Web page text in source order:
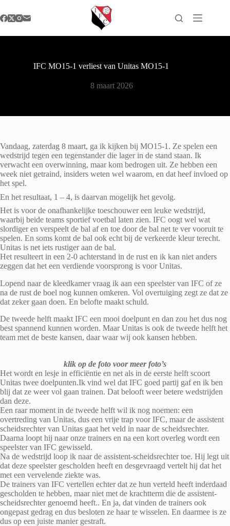
naar
de
IFC MO15-1 verliest van Unitas MO15-1
8 maart 2026
Vandaag, zaterdag 8 maart, ga ik kijken bij MO15-1. Ze spelen een
wedstrijd tegen een tegenstander die lager in de stand staan. Ik
verwacht een overwinning, maar kom bedrogen uit. Ze hebben een
week niet getraind, insiders weten wel waarom, en dat heef invloed op
het spel.
En het resultaat, 1 – 4, is daarvan mogelijk het gevolg.
Het is voor de onafhankelijke toeschouwer een leuke wedstrijd,
waarbij beide teams sportief voetbal laten zien. IFC oogt wel wat
slordiger en verspeelt de bal af en toe door de bal net te ver vooruit te
spelen. En soms komt de bal ook echt bij de verkeerde kleur terecht.
Unitas is net iets rustiger aan de bal.
Het resulteert in een 2-0 achterstand in de rust en ik kan niet anders
zeggen dat het een verdiende voorsprong is voor Unitas.
Lopend naar de kleedkamer vraag ik aan een speelster van IFC of ze
na de rust de boel nog kunnen omkeren. Vol overtuiging zegt ze dat ze
dat zeker gaan doen. En belofte maakt schuld.
De tweede helft maakt IFC een mooi doelpunt en dan zou het dus nog
best spannend kunnen worden. Maar Unitas is ook de tweede helft het
team met de beste kansen, daar waar wij ook kansen hebben.
klik op de foto voor meer foto’s
Het wordt en lesje in efficiëntie en net als in de eerste helft scoort
Unitas twee doelpunten.Ik vind wel dat IFC goed partij gaf en ik ben
blij dat ze weer vol gaan trainen. Dat belooft weer betere wedstrijden
dan deze.
Een raar moment in de tweede helft wil ik nog noemen: een
overtreding van Unitas, dus een vrije trap voor IFC, maar de assistent
scheidsrechter van Unitas gaat het veld in naar de scheidsrechter.
Daarna loopt hij naar onze trainers en na een kort overleg wordt een
speelster van IFC gewisseld.
Na de wedstrijd loop ik naar de assistent-scheidsrechter toe. Hij legt uit
dat deze speelster gescholden heeft en desgevraagd vertelt hij dat het
met een vervelende ziekte was.
De trainers van IFC vertellen echter dat ze hun verteld heeft inderdaad
gescholden te hebben, maar niet met de krachtterm die de assistent-
scheidsrechter genoemd heeft.. En ja, dat vinden de trainers ook
ongepast gedrag en dus besloten ze haar te wisselen. En daarmee is ze
dus op een juiste manier gestraft.